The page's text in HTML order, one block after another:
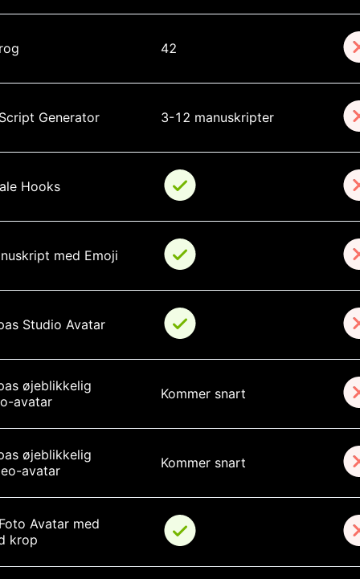
42
Generator 3-12 manuskripter
Hooks
med Emoji
Studio Avatar
øjeblikkelig
avatar
Kommer snart
øjeblikkelig
avatar
Kommer snart
Avatar med
krop